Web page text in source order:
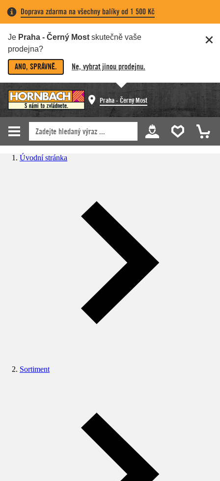
Doprava zdarma na všechny balíky od 1 500 Kč
Je Praha - Černý Most skutečně vaše
prodejna?
ANO, SPRÁVNĚ. Ne, vybrat jinou prodejnu.
Praha - Černý Most
Úvodní stránka
Sortiment